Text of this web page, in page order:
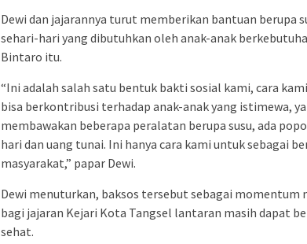
Dewi dan jajarannya turut memberikan bantuan berupa
sehari-hari yang dibutuhkan oleh anak-anak
Bintaro itu.
“Ini adalah salah satu bentuk bakti sosial kami, cara
bisa berkontribusi terhadap anak-anak yang istimewa,
membawakan beberapa peralatan berupa susu, ada
hari dan uang tunai. Ini hanya cara kami untuk sebagai
masyarakat,” papar Dewi.
Dewi menuturkan, baksos tersebut sebagai momentum
bagi jajaran Kejari Kota Tangsel lantaran masih dapat
sehat.